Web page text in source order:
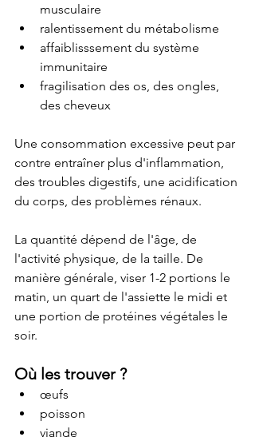
musculaire
ralentissement du métabolisme
affaiblisssement du système
immunitaire
fragilisation des os, des ongles,
des cheveux
Une consommation excessive peut par
contre entraîner plus d'inflammation,
des troubles digestifs, une acidification
du corps, des problèmes rénaux.
La quantité dépend de l'âge, de
l'activité physique, de la taille. De
manière générale, viser 1-2 portions le
matin, un quart de l'assiette le midi et
une portion de protéines végétales le
soir.
Où les trouver ?
œufs
poisson
viande